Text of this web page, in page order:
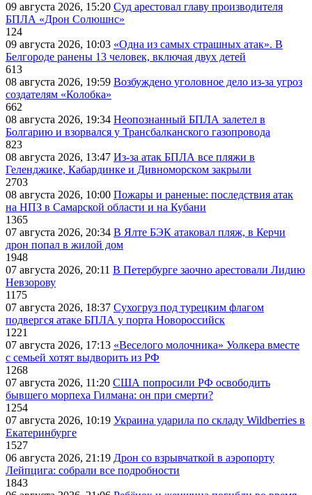
09 августа 2026, 15:20 Суд арестовал главу производителя
БПЛА «Дрон Солюшнс»
124
09 августа 2026, 10:03 «Одна из самых страшных атак». В
Белгороде ранены 13 человек, включая двух детей
613
08 августа 2026, 19:59 Возбуждено уголовное дело из-за угроз
создателям «Колобка»
662
08 августа 2026, 19:34 Неопознанный БПЛА залетел в
Болгарию и взорвался у Трансбалканского газопровода
823
08 августа 2026, 13:47 Из-за атак БПЛА все пляжи в
Геленджике, Кабардинке и Дивноморском закрыли
2703
08 августа 2026, 10:00 Пожары и раненые: последствия атак
на НПЗ в Самарской области и на Кубани
1365
07 августа 2026, 20:34 В Ялте БЭК атаковал пляж, в Керчи
дрон попал в жилой дом
1948
07 августа 2026, 20:11 В Петербурге заочно арестовали Лидию
Невзорову
1175
07 августа 2026, 18:37 Сухогруз под турецким флагом
подвергся атаке БПЛА у порта Новороссийск
1221
07 августа 2026, 17:13 «Веселого молочника» Уолкера вместе
с семьей хотят выдворить из РФ
1268
07 августа 2026, 11:20 США попросили РФ освободить
бывшего морпеха Гилмана: он при смерти?
1254
07 августа 2026, 10:19 Украина ударила по складу Wildberries в
Екатеринбурге
1527
06 августа 2026, 21:19 Дрон со взрывчаткой в аэропорту
Лейпцига: собрали все подробности
1843